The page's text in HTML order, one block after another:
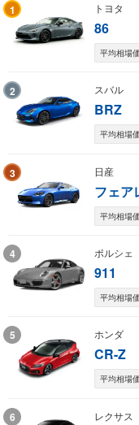
1 トヨタ
86
平均相場
2 スバル
BRZ
平均相場
3 日産
フェア
平均相場
4 ポルシェ
911
平均相場
5 ホンダ
CR-Z
平均相場
6 レクサス